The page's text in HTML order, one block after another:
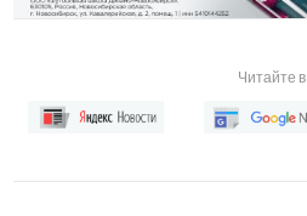
Читайте в